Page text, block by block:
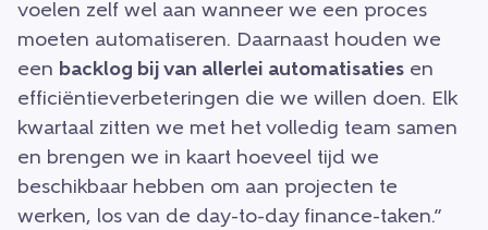
voelen zelf wel aan wanneer we een proces
moeten automatiseren. Daarnaast houden we
een backlog bij van allerlei automatisaties en
efficiëntieverbeteringen die we willen doen. Elk
kwartaal zitten we met het volledig team samen
en brengen we in kaart hoeveel tijd we
beschikbaar hebben om aan projecten te
werken, los van de day-to-day finance-taken.”